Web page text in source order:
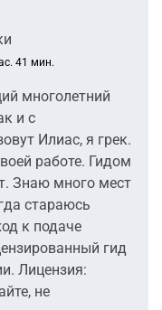
41 мин.
многолетний
и с
Илиас, я грек.
работе. Гидом
Знаю много мест
стараюсь
к подаче
гид
Лицензия:
не